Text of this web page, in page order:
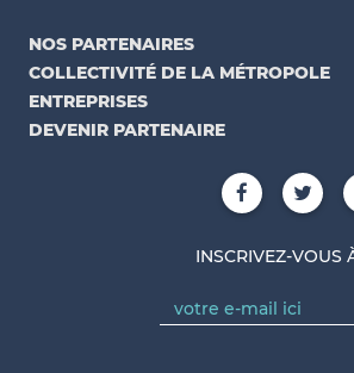
NOS PARTENAIRES
COLLECTIVITÉ DE LA MÉTROPOLE
ENTREPRISES
DEVENIR PARTENAIRE
INSCRIVEZ-VOUS